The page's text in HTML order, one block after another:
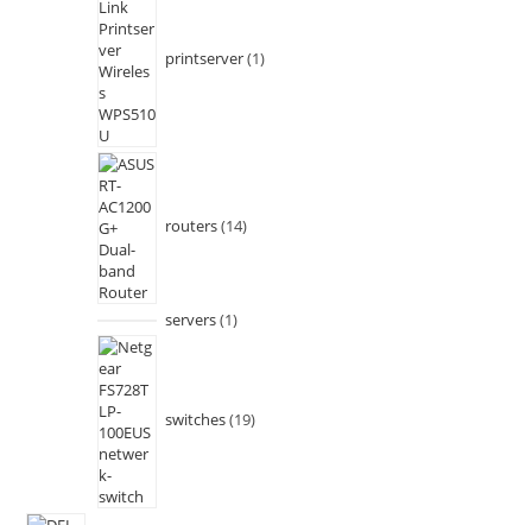
printserver 1
routers 14
servers 1
switches 19